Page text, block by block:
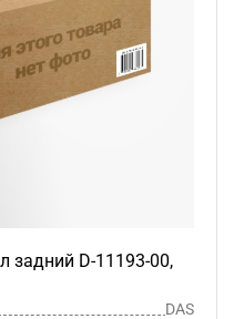
задний D-11193-00,
DAS